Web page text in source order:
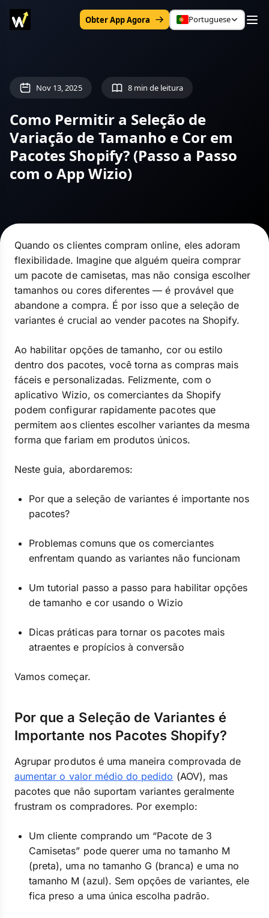
Obter App Agora Portuguese
Nov 13, 2025 8 min de leitura
Como Permitir a Seleção de
Variação de Tamanho e Cor em
Pacotes Shopify? (Passo a Passo
com o App Wizio)
Quando os clientes compram online, eles adoram
flexibilidade. Imagine que alguém queira comprar
um pacote de camisetas, mas não consiga escolher
tamanhos ou cores diferentes — é provável que
abandone a compra. É por isso que a seleção de
variantes é crucial ao vender pacotes na Shopify.
Ao habilitar opções de tamanho, cor ou estilo
dentro dos pacotes, você torna as compras mais
fáceis e personalizadas. Felizmente, com o
aplicativo Wizio, os comerciantes da Shopify
podem configurar rapidamente pacotes que
permitem aos clientes escolher variantes da mesma
forma que fariam em produtos únicos.
Neste guia, abordaremos:
Por que a seleção de variantes é importante nos
pacotes?
Problemas comuns que os comerciantes
enfrentam quando as variantes não funcionam
Um tutorial passo a passo para habilitar opções
de tamanho e cor usando o Wizio
Dicas práticas para tornar os pacotes mais
atraentes e propícios à conversão
Vamos começar.
Por que a Seleção de Variantes é
Importante nos Pacotes Shopify?
Agrupar produtos é uma maneira comprovada de
aumentar o valor médio do pedido (AOV), mas
pacotes que não suportam variantes geralmente
frustram os compradores. Por exemplo:
Um cliente comprando um “Pacote de 3
Camisetas” pode querer uma no tamanho M
(preta), uma no tamanho G (branca) e uma no
tamanho M (azul). Sem opções de variantes, ele
fica preso a uma única escolha padrão.